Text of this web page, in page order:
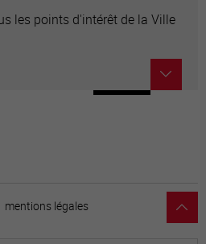
les points d'intérêt de la Ville
mentions légales